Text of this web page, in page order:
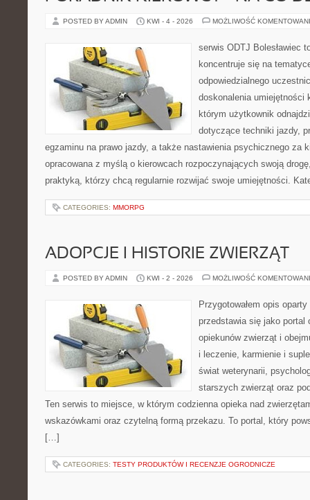
POSTED BY ADMIN KWI - 4 - 2026 MOŻLIWOŚĆ
serwis ODTJ Bolesławiec
koncentruje się na
odpowiedzialnego
doskonalenia umiejętności
którym użytkownik
dotyczące techniki jazdy,
egzaminu na prawo jazdy, a także nastawienia psychicznego za
opracowana z myślą o kierowcach rozpoczynających swoją
praktyką, którzy chcą regularnie rozwijać swoje umiejętności.
CATEGORIES: MMORPG
ADOPCJE I HISTORIE ZWIERZĄT
POSTED BY ADMIN KWI - 2 - 2026 MOŻLIWOŚĆ
Przygotowałem opis
przedstawia się jako portal
opiekunów zwierząt i
i leczenie, karmienie i
świat weterynarii,
starszych zwierząt oraz
Ten serwis to miejsce, w którym codzienna opieka nad
wskazówkami oraz czytelną formą przekazu. To portal, który
[…]
CATEGORIES: TESTY PRODUKTÓW I RECENZJE OGRODNICZE